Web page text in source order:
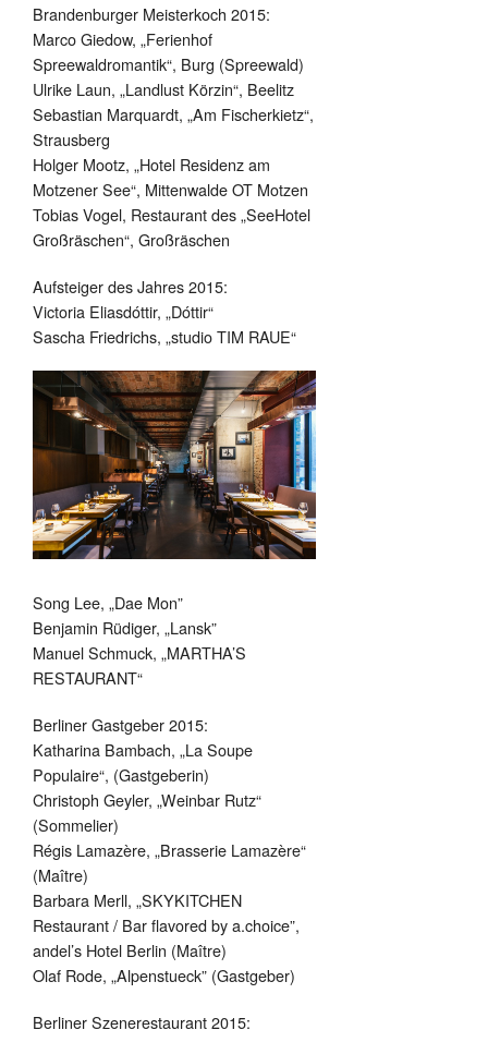
Brandenburger Meisterkoch 2015:
Marco Giedow, „Ferienhof
Spreewaldromantik“, Burg (Spreewald)
Ulrike Laun, „Landlust Körzin“, Beelitz
Sebastian Marquardt, „Am Fischerkietz“,
Strausberg
Holger Mootz, „Hotel Residenz am
Motzener See“, Mittenwalde OT Motzen
Tobias Vogel, Restaurant des „SeeHotel
Großräschen“, Großräschen
Aufsteiger des Jahres 2015:
Victoria Eliasdóttir, „Dóttir“
Sascha Friedrichs, „studio TIM RAUE“
Song Lee, „Dae Mon”
Benjamin Rüdiger, „Lansk”
Manuel Schmuck, „MARTHA’S
RESTAURANT“
Berliner Gastgeber 2015:
Katharina Bambach, „La Soupe
Populaire“, (Gastgeberin)
Christoph Geyler, „Weinbar Rutz“
(Sommelier)
Régis Lamazère, „Brasserie Lamazère“
(Maître)
Barbara Merll, „SKYKITCHEN
Restaurant / Bar flavored by a.choice”,
andel’s Hotel Berlin (Maître)
Olaf Rode, „Alpenstueck” (Gastgeber)
Berliner Szenerestaurant 2015: